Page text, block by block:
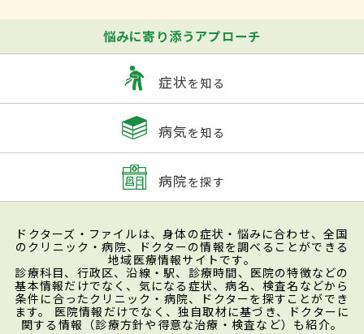
悩みに寄り添うアプローチ
症状を知る
病気を知る
病院を探す
ドクターズ・ファイルは、身体の症状・悩みに合わせ、全国
のクリニック・病院、ドクターの情報を調べることができる
地域医療情報サイトです。
診療科目、行政区、沿線・駅、診療時間、医院の特徴などの
基本情報だけでなく、気になる症状、病名、検査名などから
条件に合ったクリニック・病院、ドクターを探すことができ
ます。 医院情報だけでなく、独自取材に基づき、ドクターに
関する情報（診療方針や得意な治療・検査など）も紹介。